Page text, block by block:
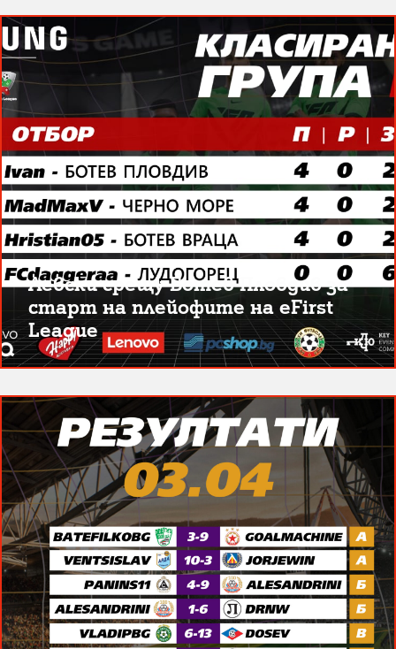
Левски срещу Ботев Пловдив за
старт на плейофите на eFirst
League